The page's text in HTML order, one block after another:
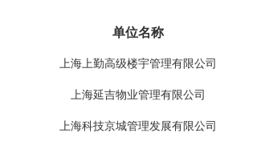
单位名称
上海上勤高级楼宇管理有限公司
上海延吉物业管理有限公司
上海科技京城管理发展有限公司